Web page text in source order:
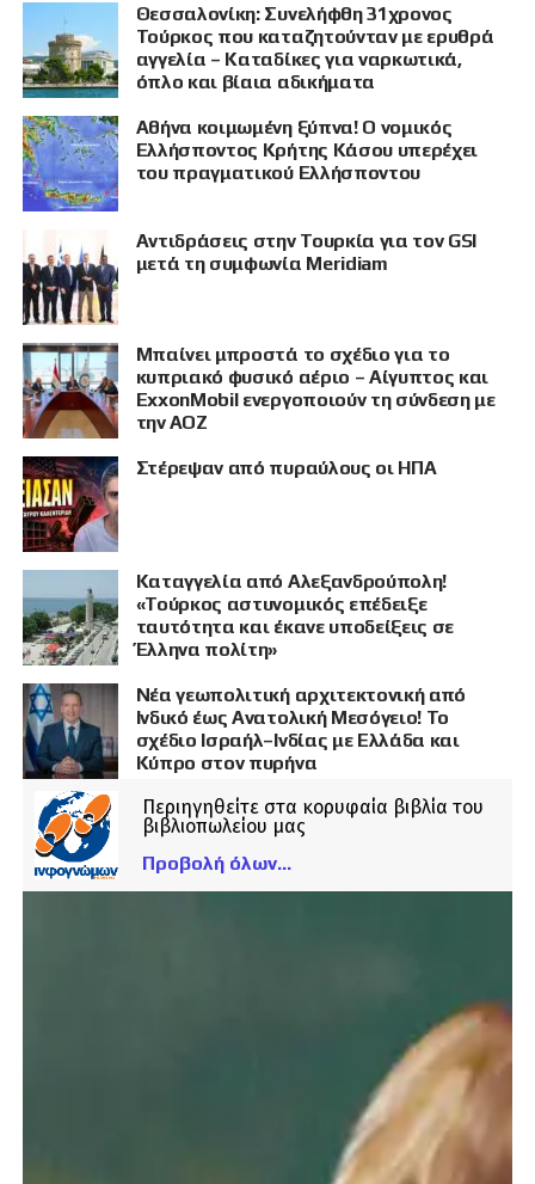
Θεσσαλονίκη: Συνελήφθη 31χρονος
Τούρκος που καταζητούνταν με ερυθρά
αγγελία – Καταδίκες για ναρκωτικά,
όπλο και βίαια αδικήματα
Αθήνα κοιμωμένη ξύπνα! Ο νομικός
Ελλήσποντος Κρήτης Κάσου υπερέχει
του πραγματικού Ελλήσποντου
Αντιδράσεις στην Τουρκία για τον GSI
μετά τη συμφωνία Meridiam
Μπαίνει μπροστά το σχέδιο για το
κυπριακό φυσικό αέριο – Αίγυπτος και
ExxonMobil ενεργοποιούν τη σύνδεση με
την ΑΟΖ
Στέρεψαν από πυραύλους οι ΗΠΑ
Καταγγελία από Αλεξανδρούπολη!
«Τούρκος αστυνομικός επέδειξε
ταυτότητα και έκανε υποδείξεις σε
Έλληνα πολίτη»
Νέα γεωπολιτική αρχιτεκτονική από
Ινδικό έως Ανατολική Μεσόγειο! Το
σχέδιο Ισραήλ–Ινδίας με Ελλάδα και
Κύπρο στον πυρήνα
Περιηγηθείτε στα κορυφαία βιβλία του
βιβλιοπωλείου μας
Προβολή όλων